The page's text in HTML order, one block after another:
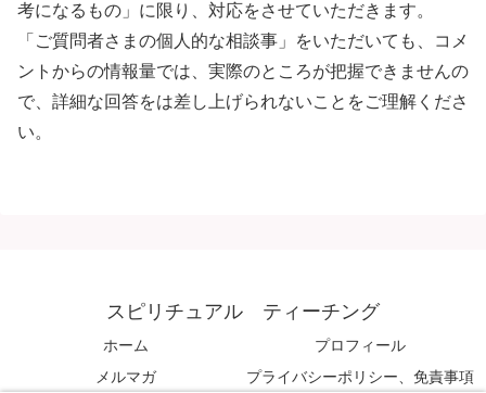
考になるもの」に限り、対応をさせていただきます。
「ご質問者さまの個人的な相談事」をいただいても、コメ
ントからの情報量では、実際のところが把握できませんの
で、詳細な回答をは差し上げられないことをご理解くださ
い。
スピリチュアル ティーチング
ホーム
プロフィール
メルマガ
プライバシーポリシー、免責事項